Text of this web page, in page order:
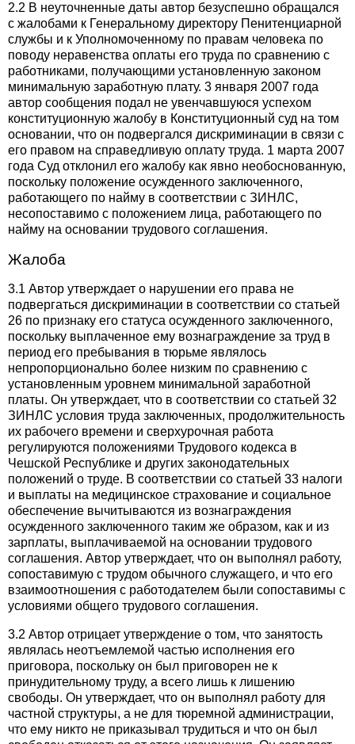
2.2 В неуточненные даты автор безуспешно обращался
с жалобами к Генеральному директору Пенитенциарной
службы и к Уполномоченному по правам человека по
поводу неравенства оплаты его труда по сравнению с
работниками, получающими установленную законом
минимальную заработную плату. 3 января 2007 года
автор сообщения подал не увенчавшуюся успехом
конституционную жалобу в Конституционный суд на том
основании, что он подвергался дискриминации в связи с
его правом на справедливую оплату труда. 1 марта 2007
года Суд отклонил его жалобу как явно необоснованную,
поскольку положение осужденного заключенного,
работающего по найму в соответствии с ЗИНЛС,
несопоставимо с положением лица, работающего по
найму на основании трудового соглашения.
Жалоба
3.1 Автор утверждает о нарушении его права не
подвергаться дискриминации в соответствии со статьей
26 по признаку его статуса осужденного заключенного,
поскольку выплаченное ему вознаграждение за труд в
период его пребывания в тюрьме являлось
непропорционально более низким по сравнению с
установленным уровнем минимальной заработной
платы. Он утверждает, что в соответствии со статьей 32
ЗИНЛС условия труда заключенных, продолжительность
их рабочего времени и сверхурочная работа
регулируются положениями Трудового кодекса в
Чешской Республике и других законодательных
положений о труде. В соответствии со статьей 33 налоги
и выплаты на медицинское страхование и социальное
обеспечение вычитываются из вознаграждения
осужденного заключенного таким же образом, как и из
зарплаты, выплачиваемой на основании трудового
соглашения. Автор утверждает, что он выполнял работу,
сопоставимую с трудом обычного служащего, и что его
взаимоотношения с работодателем были сопоставимы с
условиями общего трудового соглашения.
3.2 Автор отрицает утверждение о том, что занятость
являлась неотъемлемой частью исполнения его
приговора, поскольку он был приговорен не к
принудительному труду, а всего лишь к лишению
свободы. Он утверждает, что он выполнял работу для
частной структуры, а не для тюремной администрации,
что ему никто не приказывал трудиться и что он был